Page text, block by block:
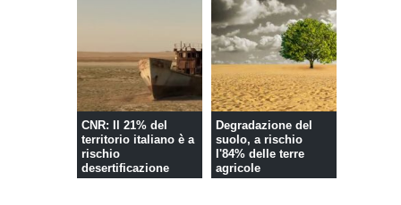
CNR: Il 21% del
territorio italiano è a
rischio
desertificazione
Degradazione del
suolo, a rischio
l'84% delle terre
agricole